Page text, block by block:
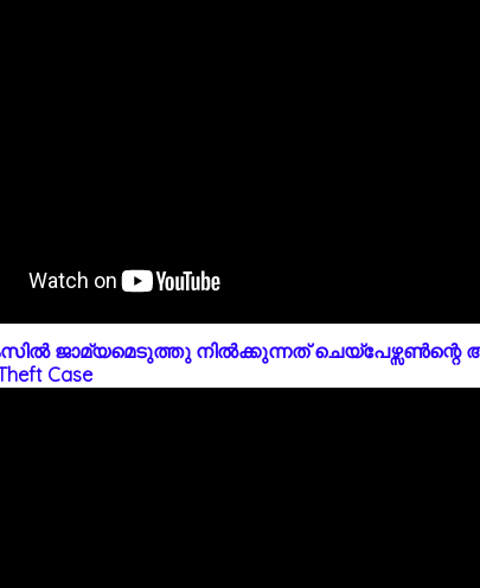
ജാമ്യമെടുത്തു നിൽക്കുന്നത് ചെയ്പേഴ്സൺന്റെ
Case